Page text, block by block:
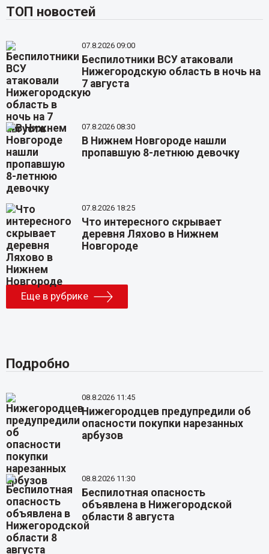
ТОП новостей
07.8.2026 09:00
Беспилотники ВСУ атаковали
Нижегородскую область в ночь на
7 августа
07.8.2026 08:30
В Нижнем Новгороде нашли
пропавшую 8-летнюю девочку
07.8.2026 18:25
Что интересного скрывает
деревня Ляхово в Нижнем
Новгороде
Еще в рубрике
Подробно
08.8.2026 11:45
Нижегородцев предупредили об
опасности покупки нарезанных
арбузов
08.8.2026 11:30
Беспилотная опасность
объявлена в Нижегородской
области 8 августа